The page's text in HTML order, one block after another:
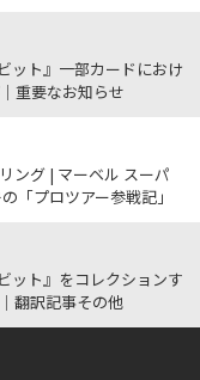
ット』一部カードにおけ
重要なお知らせ
ング | マーベル スーパ
「プロツアー参戦記」
ット』をコレクションす
翻訳記事その他